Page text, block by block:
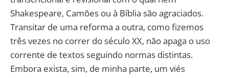
Shakespeare, Camões ou à Bíblia são agraciados.
Transitar de uma reforma a outra, como fizemos
três vezes no correr do século XX, não apaga o uso
corrente de textos seguindo normas distintas.
Embora exista, sim, de minha parte, um viés